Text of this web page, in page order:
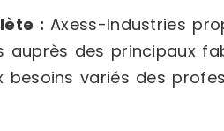
: Axess-Industries
auprès des principaux
variés des